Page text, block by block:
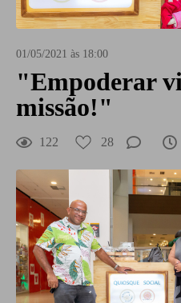
01/05/2021 às 18:00
"Empoderar
missão!"
122 28